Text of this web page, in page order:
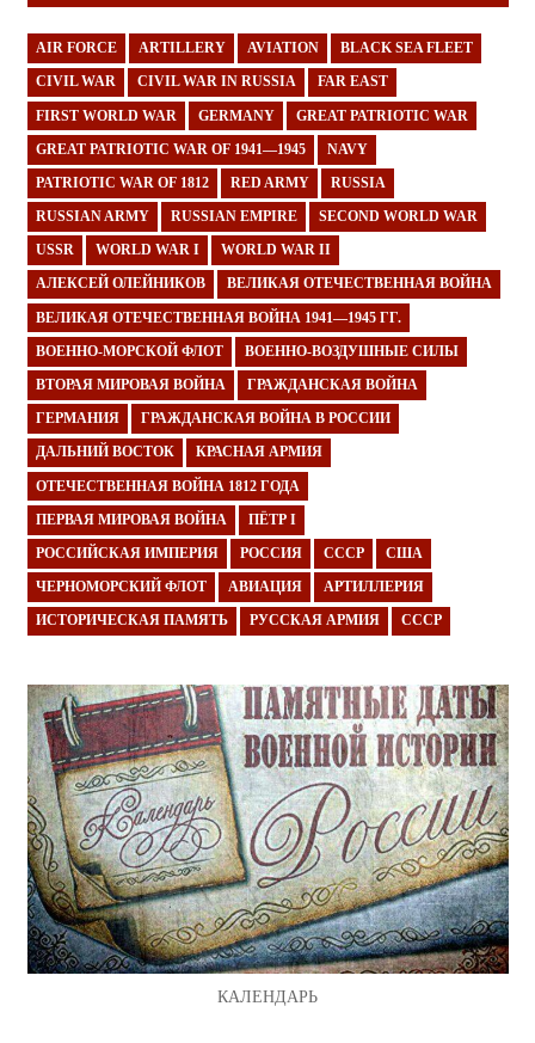
AIR FORCE ARTILLERY AVIATION BLACK SEA FLEET
CIVIL WAR CIVIL WAR IN RUSSIA FAR EAST
FIRST WORLD WAR GERMANY GREAT PATRIOTIC WAR
GREAT PATRIOTIC WAR OF 1941—1945 NAVY
PATRIOTIC WAR OF 1812 RED ARMY RUSSIA
RUSSIAN ARMY RUSSIAN EMPIRE SECOND WORLD WAR
USSR WORLD WAR I WORLD WAR II
АЛЕКСЕЙ ОЛЕЙНИКОВ ВЕЛИКАЯ ОТЕЧЕСТВЕННАЯ ВОЙНА
ВЕЛИКАЯ ОТЕЧЕСТВЕННАЯ ВОЙНА 1941—1945 ГГ.
ВОЕННО-МОРСКОЙ ФЛОТ ВОЕННО-ВОЗДУШНЫЕ СИЛЫ
ВТОРАЯ МИРОВАЯ ВОЙНА ГРАЖДАНСКАЯ ВОЙНА
ГЕРМАНИЯ ГРАЖДАНСКАЯ ВОЙНА В РОССИИ
ДАЛЬНИЙ ВОСТОК КРАСНАЯ АРМИЯ
ОТЕЧЕСТВЕННАЯ ВОЙНА 1812 ГОДА
ПЕРВАЯ МИРОВАЯ ВОЙНА ПЁТР I
РОССИЙСКАЯ ИМПЕРИЯ РОССИЯ СССР США
ЧЕРНОМОРСКИЙ ФЛОТ АВИАЦИЯ АРТИЛЛЕРИЯ
ИСТОРИЧЕСКАЯ ПАМЯТЬ РУССКАЯ АРМИЯ СССР
КАЛЕНДАРЬ